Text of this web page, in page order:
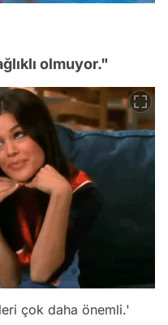
olmuyor."
çok daha önemli.'